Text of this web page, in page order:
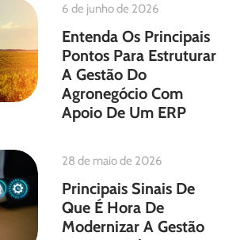
6 de junho de 2026
Entenda Os Principais
Pontos Para Estruturar
A Gestão Do
Agronegócio Com
Apoio De Um ERP
28 de maio de 2026
Principais Sinais De
Que É Hora De
Modernizar A Gestão